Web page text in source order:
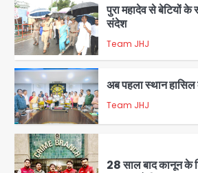
1
Team JHJ
2
Team JHJ